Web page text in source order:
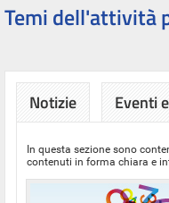
Temi dell'attività
Notizie Eventi
In questa sezione sono
contenuti in forma chiara e